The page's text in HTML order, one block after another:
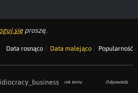
się proszę.
Data rosnąco Data malejąco Popularność
rok temu Odpowiedz